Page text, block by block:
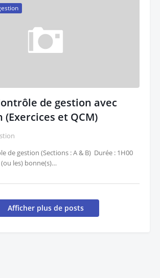
de gestion avec
et QCM)
de gestion (Sections : A & B) Durée : 1H00
les) bonne(s)…
Afficher plus de posts